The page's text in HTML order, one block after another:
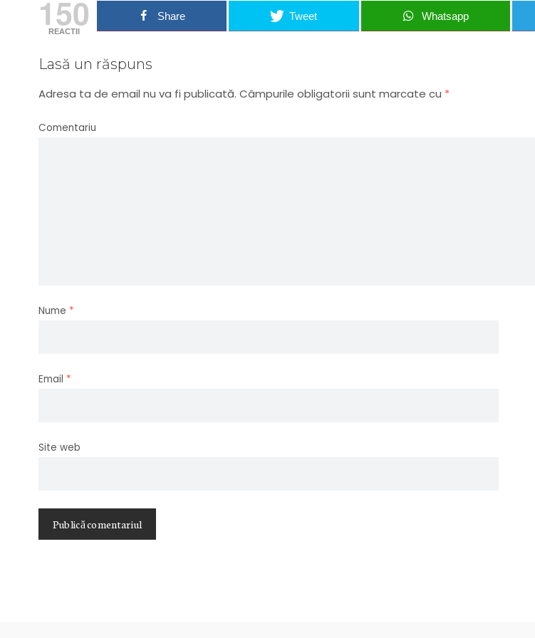
150
REACTII
Share Tweet Whatsapp
Lasă un răspuns
Adresa ta de email nu va fi publicată. Câmpurile obligatorii sunt marcate cu *
Comentariu
Nume *
Email *
Site web